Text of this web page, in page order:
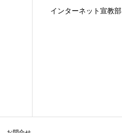
インターネット宣教部